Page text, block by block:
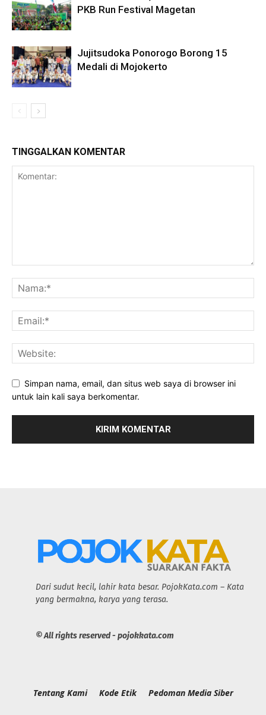
PKB Run Festival Magetan
Jujitsudoka Ponorogo Borong 15
Medali di Mojokerto
TINGGALKAN KOMENTAR
Simpan nama, email, dan situs web saya di browser ini
untuk lain kali saya berkomentar.
Dari sudut kecil, lahir kata besar. PojokKata.com – Kata
yang bermakna, karya yang terasa.
© All rights reserved - pojokkata.com
Tentang Kami Kode Etik Pedoman Media Siber